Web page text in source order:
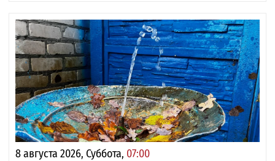
8 августа 2026, Суббота, 07:00